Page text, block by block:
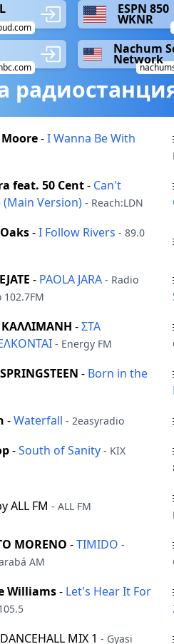
ESPN 850
WKNR
Nachum
Network
-I Wanna Be With
feat. 50 Cent- Can't
(Main Version) - Reach:LDN
-I Follow Rivers - 89.0
- PAOLA JARA - Radio
ΚΑΛΛΙΜΑΝΗ -ΣΤΑ
- Energy FM
- Born in the
-Waterfall - 2easyradio
-South of Sanity - KIX
ALL FM - ALL FM
MORENO -TIMIDO -
AM
Williams- Let's Hear It For
MIX 1 - Gyasi